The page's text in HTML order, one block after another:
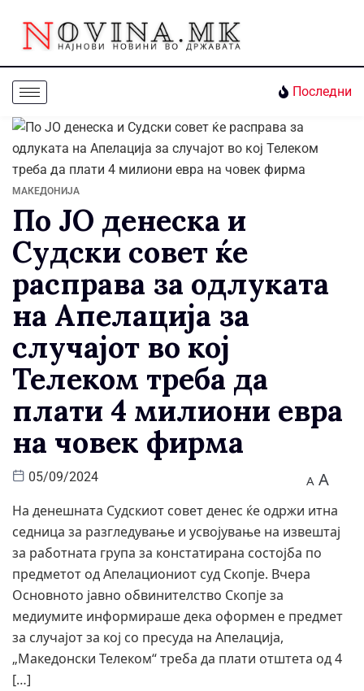
Последни
МАКЕДОНИЈА
По ЈО денеска и
Судски совет ќе
расправа за одлуката
на Апелација за
случајот во кој
Телеком треба да
плати 4 милиони евра
на човек фирма
05/09/2024 A A
На денешната Судскиот совет денес ќе одржи итна
седница за разгледување и усвојување на извештај
за работната група за констатирана состојба по
предметот од Апелациониот суд Скопје. Вчера
Основното јавно обвинителство Скопје за
медиумите информираше дека оформен е предмет
за случајот за кој со пресуда на Апелација,
„Македонски Телеком“ треба да плати отштета од 4
[…]